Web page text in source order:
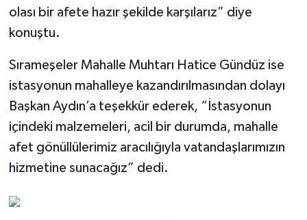
olası bir afete hazır şekilde karşılarız” diye
konuştu.
Sırameşeler Mahalle Muhtarı Hatice Gündüz ise
istasyonun mahalleye kazandırılmasından dolayı
Başkan Aydın’a teşekkür ederek, “İstasyonun
içindeki malzemeleri, acil bir durumda, mahalle
afet gönüllülerimiz aracılığıyla vatandaşlarımızın
hizmetine sunacağız” dedi.